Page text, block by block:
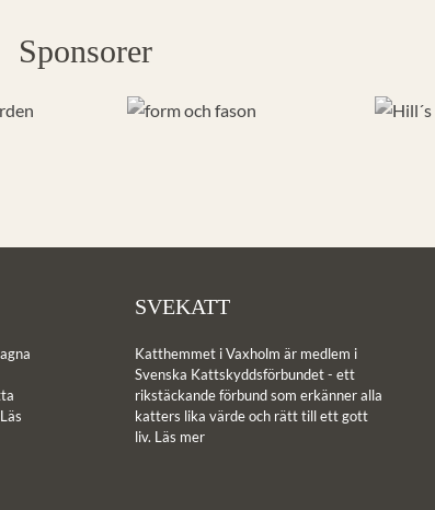
Sponsorer
Läs
SVEKATT
Katthemmet i Vaxholm är medlem i
Svenska Kattskyddsförbundet - ett
rikstäckande förbund som erkänner alla
katters lika värde och rätt till ett gott
liv. Läs mer